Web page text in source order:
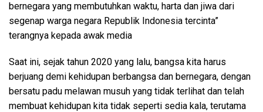
bernegara yang membutuhkan waktu, harta dan jiwa dari
segenap warga negara Republik Indonesia tercinta”
terangnya kepada awak media
Saat ini, sejak tahun 2020 yang lalu, bangsa kita harus
berjuang demi kehidupan berbangsa dan bernegara, dengan
bersatu padu melawan musuh yang tidak terlihat dan telah
membuat kehidupan kita tidak seperti sedia kala, terutama